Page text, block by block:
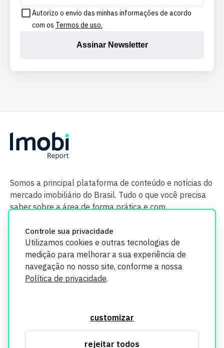
Controle sua privacidade
Utilizamos cookies e outras tecnologias de
medição para melhorar a sua experiência de
navegação no nosso site, conforme a nossa
Política de privacidade.
customizar
rejeitar todos
Autorizo o envio das minhas informações de acordo
com os Termos de uso.
Assinar Newsletter
Somos a principal plataforma de conteúdo e notícias do
mercado imobiliário do Brasil. Tudo o que você precisa
saber sobre a área de forma prática e com
segurança. Todos os dados coletados em nosso site são
utilizados exclusivamente para fins de aprimoramento de
informações, consulte nossa Política de Privacidade.